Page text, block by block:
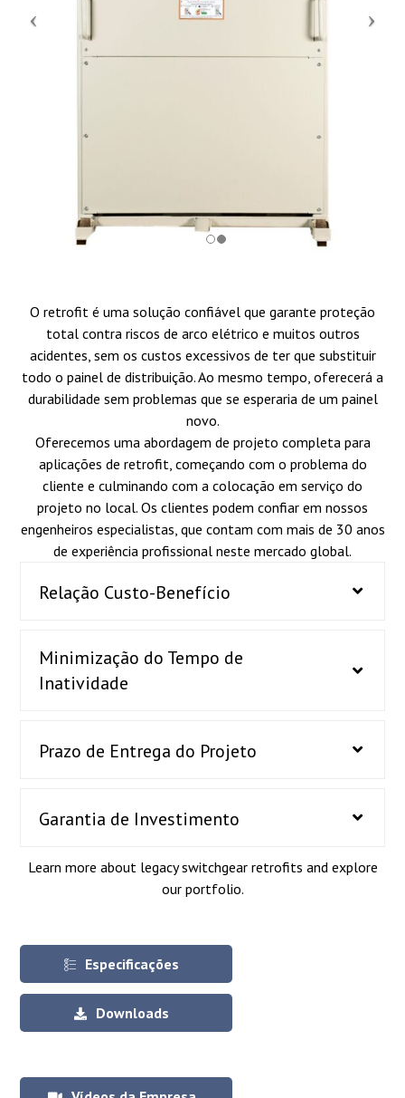
O retrofit é uma solução confiável que garante proteção
total contra riscos de arco elétrico e muitos outros
acidentes, sem os custos excessivos de ter que substituir
todo o painel de distribuição. Ao mesmo tempo, oferecerá a
durabilidade sem problemas que se esperaria de um painel
novo.
Oferecemos uma abordagem de projeto completa para
aplicações de retrofit, começando com o problema do
cliente e culminando com a colocação em serviço do
projeto no local. Os clientes podem confiar em nossos
engenheiros especialistas, que contam com mais de 30 anos
de experiência profissional neste mercado global.
Relação Custo-Benefício
Minimização do Tempo de
Inatividade
Prazo de Entrega do Projeto
Garantia de Investimento
Learn more about legacy switchgear retrofits and explore
our portfolio.
Especificações
Downloads